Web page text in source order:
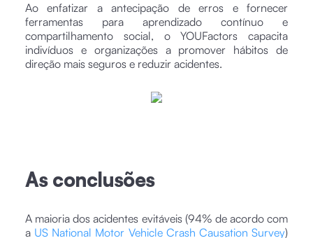
Ao enfatizar a antecipação de erros e fornecer
ferramentas para aprendizado contínuo e
compartilhamento social, o YOUFactors capacita
indivíduos e organizações a promover hábitos de
direção mais seguros e reduzir acidentes.
As conclusões
A maioria dos acidentes evitáveis (94% de acordo com
a US National Motor Vehicle Crash Causation Survey)